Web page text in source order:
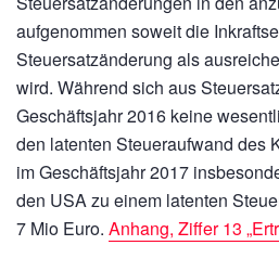
aufgenommen soweit die
Steuersatzänderung als
wird. Während sich aus
Geschäftsjahr 2016 keine
den latenten Steueraufwand des
im Geschäftsjahr 2017
den USA zu einem latenten
7 Mio Euro. Anhang, Ziffer 13